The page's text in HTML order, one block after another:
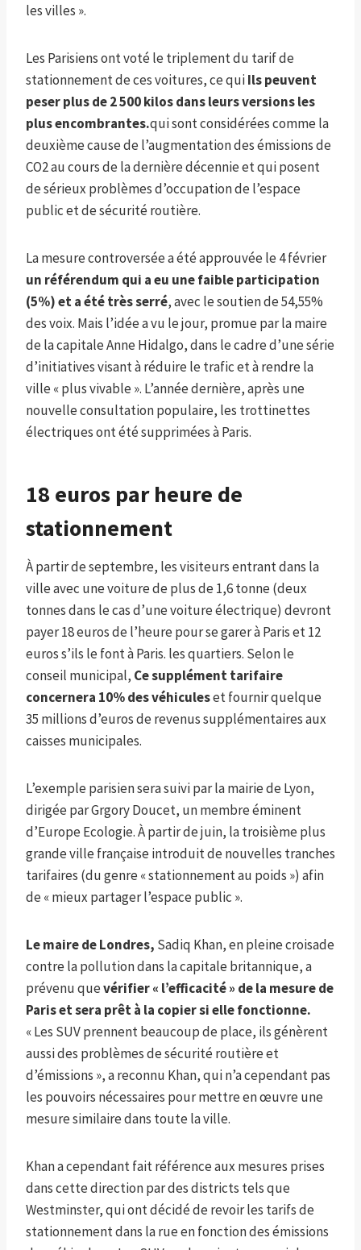
les villes ».
Les Parisiens ont voté le triplement du tarif de
stationnement de ces voitures, ce quiIls peuvent
peser plus de 2 500 kilos dans leurs versions les
plus encombrantes.qui sont considérées comme la
deuxième cause de l’augmentation des émissions de
CO2 au cours de la dernière décennie et qui posent
de sérieux problèmes d’occupation de l’espace
public et de sécurité routière.
La mesure controversée a été approuvée le 4 février
un référendum qui a eu une faible participation
(5%) et a été très serré, avec le soutien de 54,55%
des voix. Mais l’idée a vu le jour, promue par la maire
de la capitale Anne Hidalgo, dans le cadre d’une série
d’initiatives visant à réduire le trafic et à rendre la
ville « plus vivable ». L’année dernière, après une
nouvelle consultation populaire, les trottinettes
électriques ont été supprimées à Paris.
18 euros par heure de
stationnement
À partir de septembre, les visiteurs entrant dans la
ville avec une voiture de plus de 1,6 tonne (deux
tonnes dans le cas d’une voiture électrique) devront
payer 18 euros de l’heure pour se garer à Paris et 12
euros s’ils le font à Paris. les quartiers. Selon le
conseil municipal, Ce supplément tarifaire
concernera 10% des véhiculeset fournir quelque
35 millions d’euros de revenus supplémentaires aux
caisses municipales.
L’exemple parisien sera suivi par la mairie de Lyon,
dirigée par Grgory Doucet, un membre éminent
d’Europe Ecologie. À partir de juin, la troisième plus
grande ville française introduit de nouvelles tranches
tarifaires (du genre « stationnement au poids ») afin
de « mieux partager l’espace public ».
Le maire de Londres, Sadiq Khan, en pleine croisade
contre la pollution dans la capitale britannique, a
prévenu quevérifier « l’efficacité » de la mesure de
Paris et sera prêt à la copier si elle fonctionne.
« Les SUV prennent beaucoup de place, ils génèrent
aussi des problèmes de sécurité routière et
d’émissions », a reconnu Khan, qui n’a cependant pas
les pouvoirs nécessaires pour mettre en œuvre une
mesure similaire dans toute la ville.
Khan a cependant fait référence aux mesures prises
dans cette direction par des districts tels que
Westminster, qui ont décidé de revoir les tarifs de
stationnement dans la rue en fonction des émissions